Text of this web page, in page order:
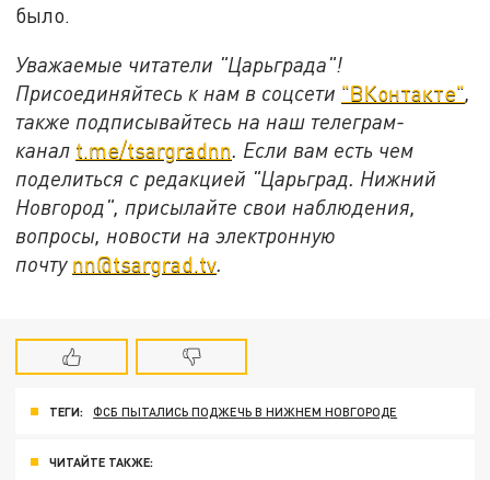
было.
Уважаемые читатели "Царьграда"!
Присоединяйтесь к нам в соцсети "ВКонтакте",
также подписывайтесь на наш телеграм-
канал t.me/tsargradnn. Если вам есть чем
поделиться с редакцией "Царьград. Нижний
Новгород", присылайте свои наблюдения,
вопросы, новости на электронную
почту nn@tsargrad.tv.
ТЕГИ: ФСБ ПЫТАЛИСЬ ПОДЖЕЧЬ В НИЖНЕМ НОВГОРОДЕ
ЧИТАЙТЕ ТАКЖЕ: